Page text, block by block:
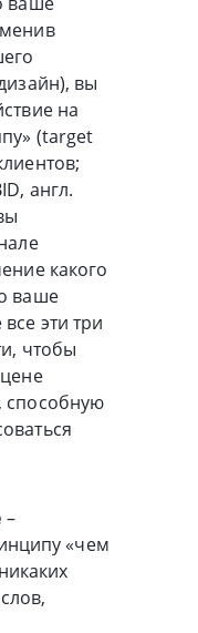
вы
на
(target
англ.
какого
ваше
эти три
чтобы
способную
–
«чем